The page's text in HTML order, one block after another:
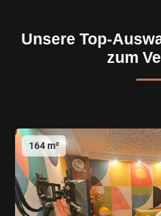
Unsere Top-
zum
164 m²